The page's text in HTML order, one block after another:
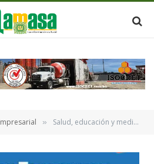
» Salud, educación y medioambiente: 10 proyectos estudiantiles avanzan a la semifinal en Samsung Solve for Tomorrow 2024